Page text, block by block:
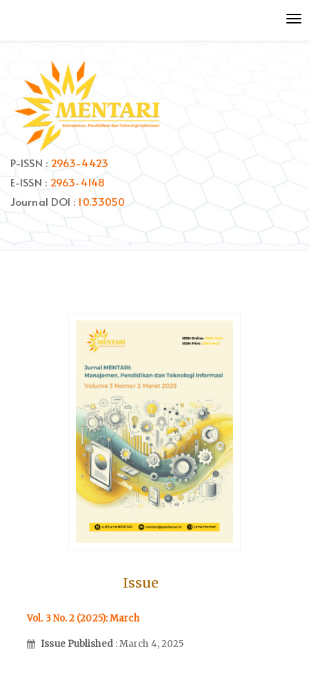
to
Main
Navigation
Main
Content
Sidebar
P-ISSN : 2963-4423
E-ISSN : 2963-4148
Journal DOI : 10.33050
Issue
Vol. 3 No. 2 (2025): March
Issue Published : March 4, 2025